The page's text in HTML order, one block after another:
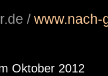
/www.nach-
Oktober 2012